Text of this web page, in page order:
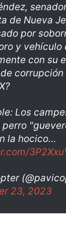
de Nueva
por
y vehículo
con su
corrupción
Los
perro
la hocico…
23, 2023